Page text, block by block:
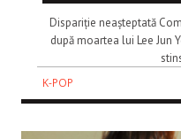
Dispariție neașteptată
după moartea lui Lee Jun
K-POP